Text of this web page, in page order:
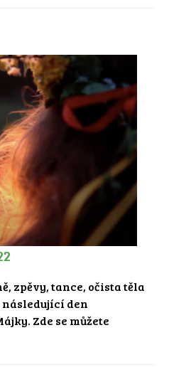
zpěvy, tance, očista těla
následující den
Zde se můžete